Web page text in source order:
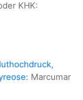
KHK:
,
: Marcumar